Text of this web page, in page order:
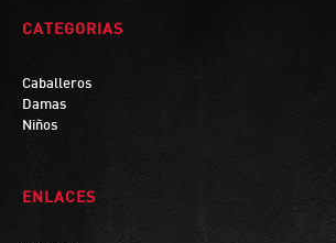
CATEGORIAS
Caballeros
Damas
Niños
ENLACES